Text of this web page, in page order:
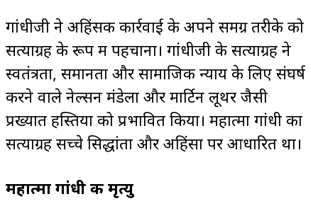
गांधीजी ने अहिंसक कार्रवाई के अपने समग्र तरीके को
सत्याग्रह के रूप में पहचाना। गांधीजी के सत्याग्रह ने
स्वतंत्रता, समानता और सामाजिक न्याय के लिए संघर्ष
करने वाले नेल्सन मंडेला और मार्टिन लूथर जैसी
प्रख्यात हस्तियों को प्रभावित किया। महात्मा गांधी का
सत्याग्रह सच्चे सिद्धांतों और अहिंसा पर आधारित था।
महात्मा गांधी की मृत्यु